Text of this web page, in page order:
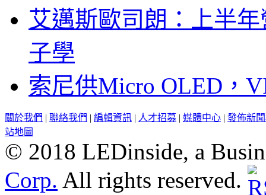
艾邁斯歐司朗：上半
子學
索尼供Micro OLED，
關於我們 | 聯絡我們 | 編輯資訊 | 人才招募 | 媒體中心 | 發佈新
站地圖
© 2018 LEDinside, a
Corp. All rights reserved.